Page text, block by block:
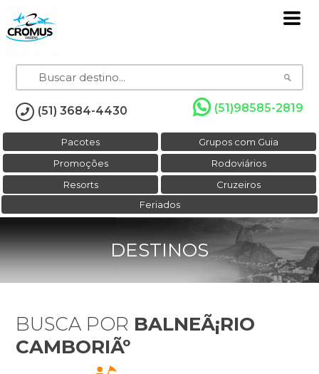
(51) 3684-4430 (51)98585-2819
Pacotes
Grupos com Guia
Promoções
Rodoviários
Resorts
Cruzeiros
Feriados
DESTINOS
BUSCA POR BALNEÃ¡RIO
CAMBORIÃº